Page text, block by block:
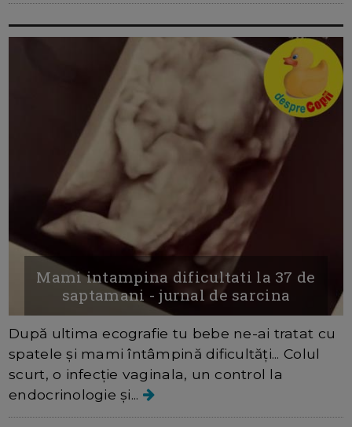
Mami intampina dificultati la 37 de
saptamani - jurnal de sarcina
După ultima ecografie tu bebe ne-ai tratat cu
spatele și mami întâmpină dificultăți... Colul
scurt, o infecție vaginala, un control la
endocrinologie și...